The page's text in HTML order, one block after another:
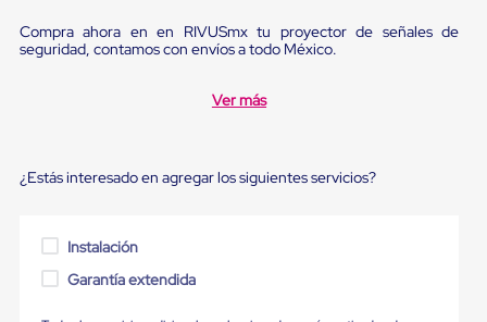
Móviles
Diablitos
carga
Playo
Emplaye
Manual
Compra ahora en en RIVUSmx tu proyector de señales de
seguridad, contamos con envíos a todo México.
Ver más
¿Estás interesado en agregar los siguientes servicios?
Instalación
Garantía extendida